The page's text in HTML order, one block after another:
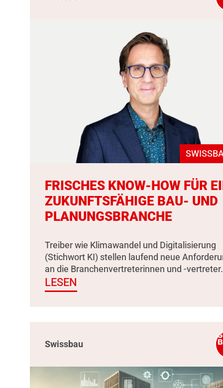
FRISCHES KNOW-HOW FÜR
ZUKUNFTSFÄHIGE BAU- UND
PLANUNGSBRANCHE
Treiber wie Klimawandel und Digitalisierung
(Stichwort KI) stellen laufend neue
an die Branchenvertreterinnen und -vertreter.
LESEN
Swissbau